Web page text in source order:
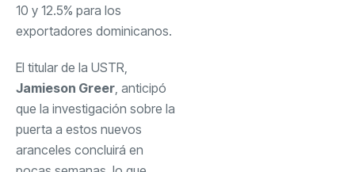
10 y 12.5% para los
exportadores dominicanos.
El titular de la USTR,
Jamieson Greer , anticipó
que la investigación sobre la
puerta a estos nuevos
aranceles concluirá en